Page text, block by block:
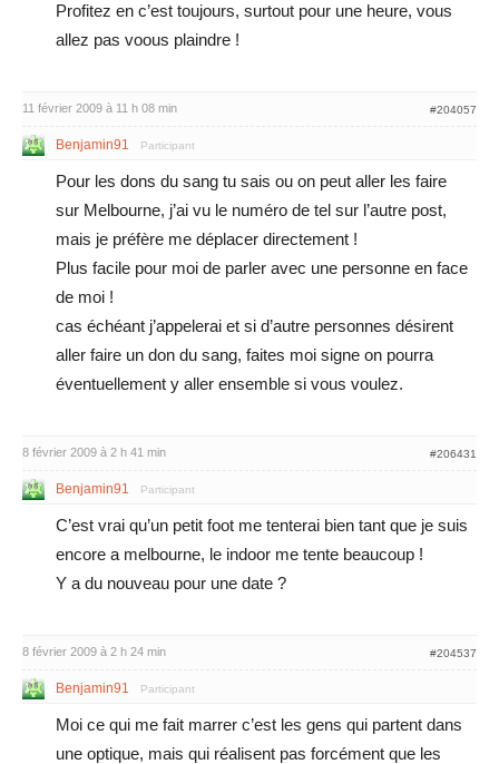
Profitez en c’est toujours, surtout pour une heure, vous
allez pas voous plaindre !
11 février 2009 à 11 h 08 min #204057
Benjamin91 Participant
Pour les dons du sang tu sais ou on peut aller les faire
sur Melbourne, j’ai vu le numéro de tel sur l’autre post,
mais je préfère me déplacer directement !
Plus facile pour moi de parler avec une personne en face
de moi !
cas échéant j’appelerai et si d’autre personnes désirent
aller faire un don du sang, faites moi signe on pourra
éventuellement y aller ensemble si vous voulez.
8 février 2009 à 2 h 41 min #206431
Benjamin91 Participant
C’est vrai qu’un petit foot me tenterai bien tant que je suis
encore a melbourne, le indoor me tente beaucoup !
Y a du nouveau pour une date ?
8 février 2009 à 2 h 24 min #204537
Benjamin91 Participant
Moi ce qui me fait marrer c’est les gens qui partent dans
une optique, mais qui réalisent pas forcément que les